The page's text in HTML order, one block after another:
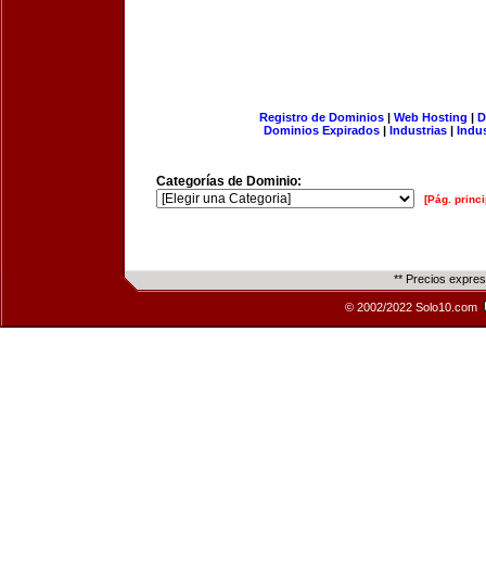
Registro de Dominios| Web Hosting |
Dominios Expirados | Industrias |
Categorías de Dominio:
[Pág.
** Precios
© 2002/2022 Solo10.com